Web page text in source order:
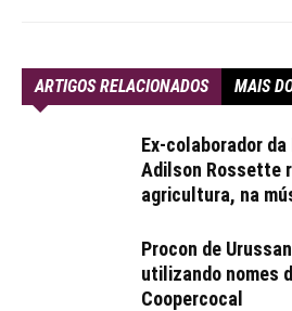
ARTIGOS RELACIONADOS MAIS
Ex-colaborador
Adilson Rossette
agricultura, na
Procon de
utilizando nomes
Coopercocal